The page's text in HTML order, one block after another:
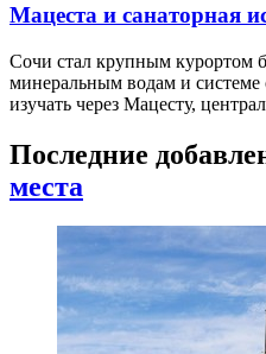
Мацеста и санаторная
Сочи стал крупным курортом
минеральным водам и
изучать через Мацесту,
Последние
места